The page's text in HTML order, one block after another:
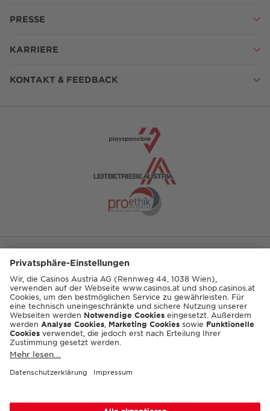
PRESSE
KARRIERE
KONTAKT & FEEDBACK
© 2026 Casinos Austria AG